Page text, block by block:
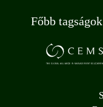
Főbb